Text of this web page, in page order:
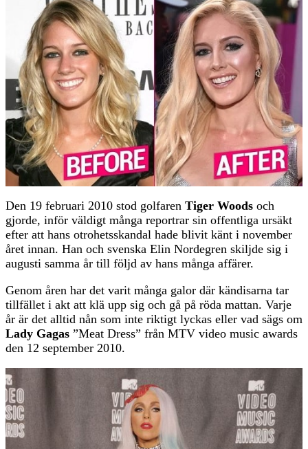
Den 19 februari 2010 stod golfaren Tiger Woods och
gjorde, inför väldigt många reportrar sin offentliga ursäkt
efter att hans otrohetsskandal hade blivit känt i november
året innan. Han och svenska Elin Nordegren skiljde sig i
augusti samma år till följd av hans många affärer.
Genom åren har det varit många galor där kändisarna tar
tillfället i akt att klä upp sig och gå på röda mattan. Varje
år är det alltid nån som inte riktigt lyckas eller vad sägs om
Lady Gagas ”Meat Dress” från MTV video music awards
den 12 september 2010.